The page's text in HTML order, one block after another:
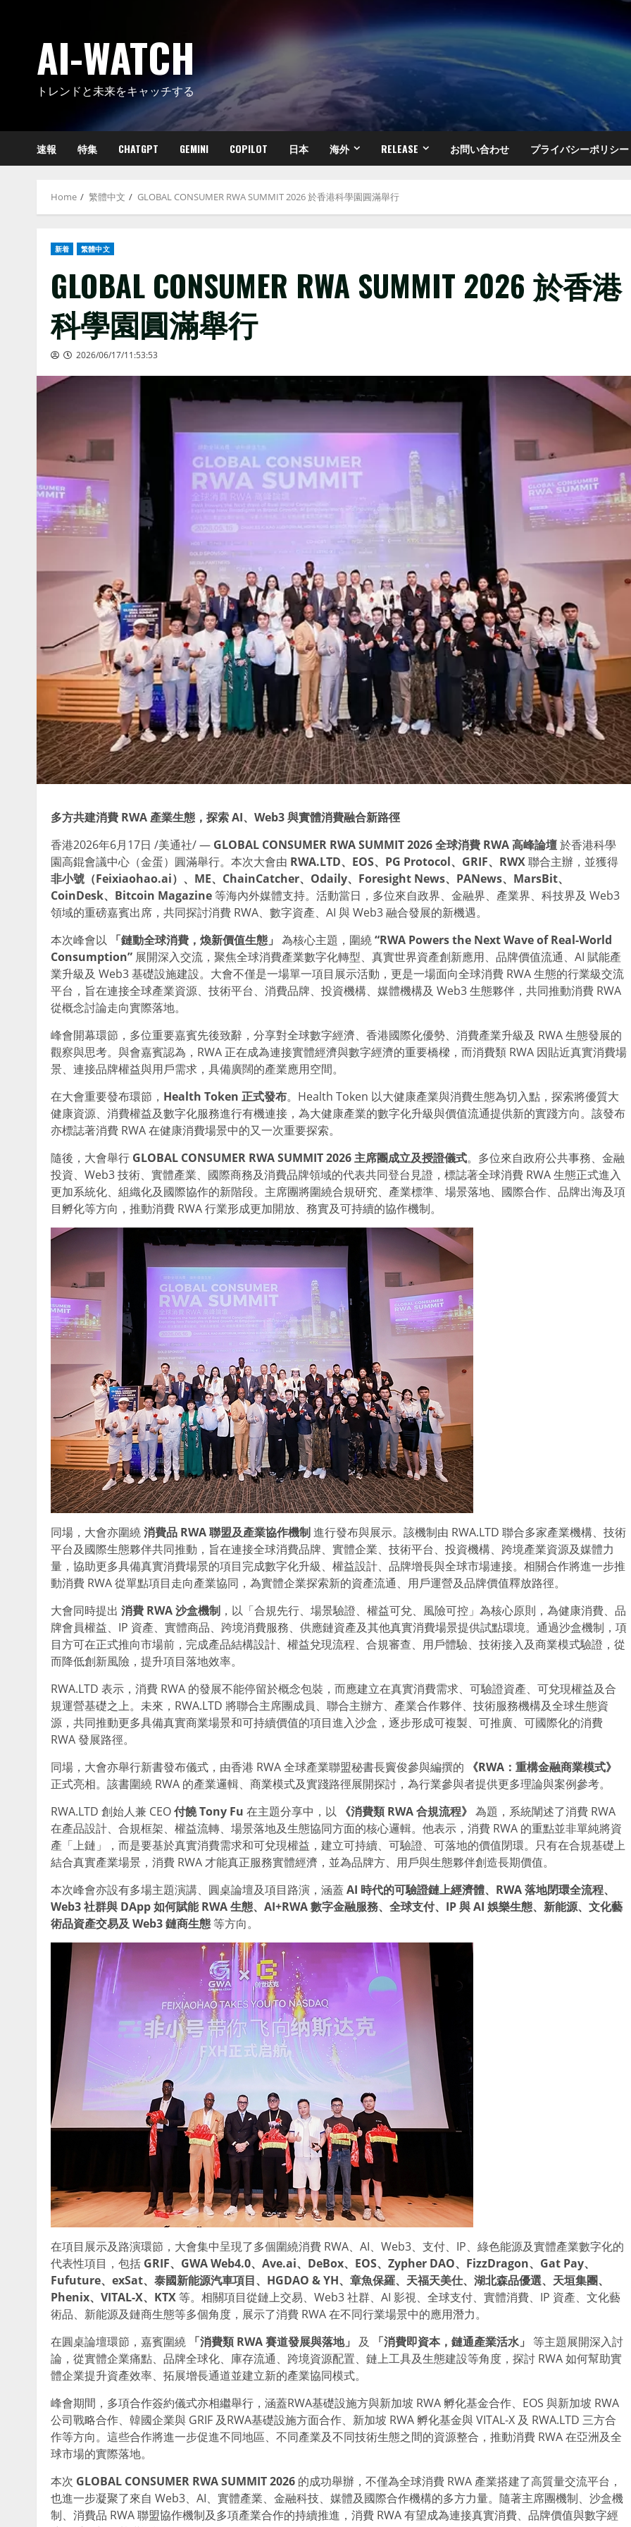
AI-WATCH
トレンドと未来をキャッチする
速報 特集 CHATGPT GEMINI COPILOT 日本 海外 RELEASE お問い合わせ プライバシーポリシー
Home 繁體中文 GLOBAL CONSUMER RWA SUMMIT 2026 於香港科學園圓滿舉行
新着 繁體中文
GLOBAL CONSUMER RWA SUMMIT 2026 於香港
科學園圓滿舉行
2026/06/17/11:53:53
多方共建消費 RWA 產業生態，探索AI、 Web3與實體消費融合新路徑
香港2026年6月17日 /美通社/ — GLOBAL CONSUMER RWA SUMMIT 2026全球消費 RWA高峰論壇於香港科學
園高錕會議中心（金蛋）圓滿舉行。本次大會由 RWA.LTD、 EOS、 PG Protocol、 GRIF、 RWX聯合主辦，並獲得
非小號（Feixiaohao.ai）、 ME、 ChainCatcher、 Odaily、 Foresight News、 PANews、 MarsBit、
CoinDesk、 Bitcoin Magazine 等海內外媒體支持。活動當日，多位來自政界、金融界、產業界、科技界及 Web3
領域的重磅嘉賓出席，共同探討消費 RWA、數字資產、AI 與 Web3 融合發展的新機遇。
本次峰會以
「鏈動全球消費，煥新價值生態」 為核心主題，圍繞“RWA Powers the Next Wave of Real-World
Consumption” 展開深入交流，聚焦全球消費產業數字化轉型、真實世界資產創新應用、品牌價值流通、AI 賦能產
業升級及 Web3 基礎設施建設。大會不僅是一場單一項目展示活動，更是一場面向全球消費 RWA 生態的行業級交流
平台，旨在連接全球產業資源、技術平台、消費品牌、投資機構、媒體機構及 Web3 生態夥伴，共同推動消費 RWA
從概念討論走向實際落地。
峰會開幕環節，多位重要嘉賓先後致辭，分享對全球數字經濟、香港國際化優勢、消費產業升級及 RWA 生態發展的
觀察與思考。與會嘉賓認為，RWA 正在成為連接實體經濟與數字經濟的重要橋樑，而消費類 RWA 因貼近真實消費場
景、連接品牌權益與用戶需求，具備廣闊的產業應用空間。
在大會重要發布環節， Health Token 正式發布。Health Token 以大健康產業與消費生態為切入點，探索將優質大
健康資源、消費權益及數字化服務進行有機連接，為大健康產業的數字化升級與價值流通提供新的實踐方向。該發布
亦標誌著消費 RWA 在健康消費場景中的又一次重要探索。
隨後，大會舉行 GLOBAL CONSUMER RWA SUMMIT 2026主席團成立及授證儀式。多位來自政府公共事務、金融
投資、Web3 技術、實體產業、國際商務及消費品牌領域的代表共同登台見證，標誌著全球消費 RWA 生態正式進入
更加系統化、組織化及國際協作的新階段。主席團將圍繞合規研究、產業標準、場景落地、國際合作、品牌出海及項
目孵化等方向，推動消費 RWA 行業形成更加開放、務實及可持續的協作機制。
同場，大會亦圍繞消費品 RWA聯盟及產業協作機制進行發布與展示。該機制由 RWA.LTD 聯合多家產業機構、技術
平台及國際生態夥伴共同推動，旨在連接全球消費品牌、實體企業、技術平台、投資機構、跨境產業資源及媒體力
量，協助更多具備真實消費場景的項目完成數字化升級、權益設計、品牌增長與全球市場連接。相關合作將進一步推
動消費 RWA 從單點項目走向產業協同，為實體企業探索新的資產流通、用戶運營及品牌價值釋放路徑。
大會同時提出 消費 RWA沙盒機制 ，以「合規先行、場景驗證、權益可兌、風險可控」為核心原則，為健康消費、品
牌會員權益、IP 資產、實體商品、跨境消費服務、供應鏈資產及其他真實消費場景提供試點環境。通過沙盒機制，項
目方可在正式推向市場前，完成產品結構設計、權益兌現流程、合規審查、用戶體驗、技術接入及商業模式驗證，從
而降低創新風險，提升項目落地效率。
RWA.LTD 表示，消費 RWA 的發展不能停留於概念包裝，而應建立在真實消費需求、可驗證資產、可兌現權益及合
規運營基礎之上。未來，RWA.LTD 將聯合主席團成員、聯合主辦方、產業合作夥伴、技術服務機構及全球生態資
源，共同推動更多具備真實商業場景和可持續價值的項目進入沙盒，逐步形成可複製、可推廣、可國際化的消費
RWA 發展路徑。
同場，大會亦舉行新書發布儀式，由香港 RWA 全球產業聯盟秘書長竇俊參與編撰的
《RWA ：重構金融商業模式》
正式亮相。該書圍繞 RWA 的產業邏輯、商業模式及實踐路徑展開探討，為行業參與者提供更多理論與案例參考。
RWA.LTD 創始人兼 CEO付饒Tony Fu 在主題分享中，以 《消費類 RWA合規流程》 為題，系統闡述了消費 RWA
在產品設計、合規框架、權益流轉、場景落地及生態協同方面的核心邏輯。他表示，消費 RWA 的重點並非單純將資
產「上鏈」，而是要基於真實消費需求和可兌現權益，建立可持續、可驗證、可落地的價值閉環。只有在合規基礎上
結合真實產業場景，消費 RWA 才能真正服務實體經濟，並為品牌方、用戶與生態夥伴創造長期價值。
本次峰會亦設有多場主題演講、圓桌論壇及項目路演，涵蓋AI 時代的可驗證鏈上經濟體、 RWA落地閉環全流程、
Web3社群與 DApp如何賦能RWA生態、 AI+RWA數字金融服務、全球支付、 IP與AI 娛樂生態、新能源、文化藝
術品資產交易及 Web3鏈商生態 等方向。
在項目展示及路演環節，大會集中呈現了多個圍繞消費 RWA、AI、Web3、支付、IP、綠色能源及實體產業數字化的
代表性項目，包括 GRIF、 GWA Web4.0、 Ave.ai、 DeBox、 EOS、 Zypher DAO、 FizzDragon、 Gat Pay、
Fufuture、 exSat、泰國新能源汽車項目、 HGDAO & YH、章魚保羅、天福天美仕、湖北森品優選、天垣集團、
Phenix、 VITAL-X、 KTX 等。相關項目從鏈上交易、Web3 社群、AI 影視、全球支付、實體消費、IP 資產、文化藝
術品、新能源及鏈商生態等多個角度，展示了消費 RWA 在不同行業場景中的應用潛力。
在圓桌論壇環節，嘉賓圍繞 「消費類 RWA賽道發展與落地」 及 「消費即資本，鏈通產業活水」
等主題展開深入討
論，從實體企業痛點、品牌全球化、庫存流通、跨境資源配置、鏈上工具及生態建設等角度，探討 RWA 如何幫助實
體企業提升資產效率、拓展增長通道並建立新的產業協同模式。
峰會期間，多項合作簽約儀式亦相繼舉行，涵蓋RWA基礎設施方與新加坡 RWA 孵化基金合作、EOS 與新加坡 RWA
公司戰略合作、韓國企業與 GRIF 及RWA基礎設施方面合作、新加坡 RWA 孵化基金與 VITAL-X 及 RWA.LTD 三方合
作等方向。這些合作將進一步促進不同地區、不同產業及不同技術生態之間的資源整合，推動消費 RWA 在亞洲及全
球市場的實際落地。
本次 GLOBAL CONSUMER RWA SUMMIT 2026 的成功舉辦，不僅為全球消費 RWA 產業搭建了高質量交流平台，
也進一步凝聚了來自 Web3、AI、實體產業、金融科技、媒體及國際合作機構的多方力量。隨著主席團機制、沙盒機
制、消費品 RWA 聯盟協作機制及多項產業合作的持續推進，消費 RWA 有望成為連接真實消費、品牌價值與數字經